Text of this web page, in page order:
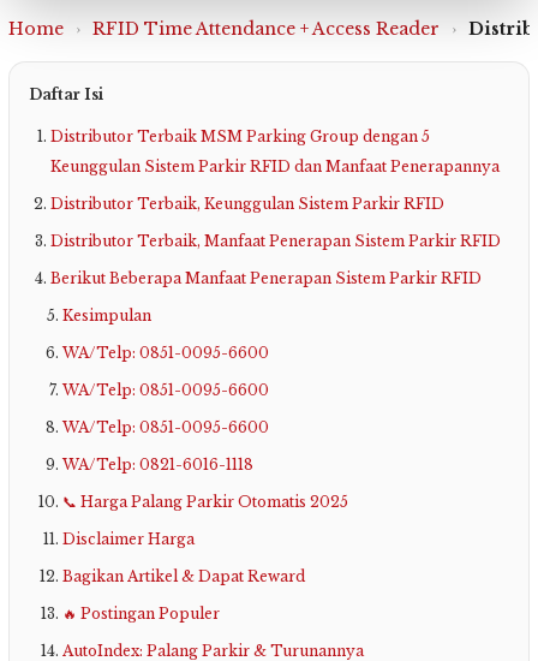
Home › RFID Time Attendance + Access Reader ›
Daftar Isi
Distributor Terbaik MSM Parking Group dengan 5
Keunggulan Sistem Parkir RFID dan Manfaat Penerapannya
Distributor Terbaik, Keunggulan Sistem Parkir RFID
Distributor Terbaik, Manfaat Penerapan Sistem Parkir RFID
Berikut Beberapa Manfaat Penerapan Sistem Parkir RFID
Kesimpulan
WA/Telp: 0851-0095-6600
WA/Telp: 0851-0095-6600
WA/Telp: 0851-0095-6600
WA/Telp: 0821-6016-1118
📞 Harga Palang Parkir Otomatis 2025
Disclaimer Harga
Bagikan Artikel & Dapat Reward
🔥 Postingan Populer
AutoIndex: Palang Parkir & Turunannya